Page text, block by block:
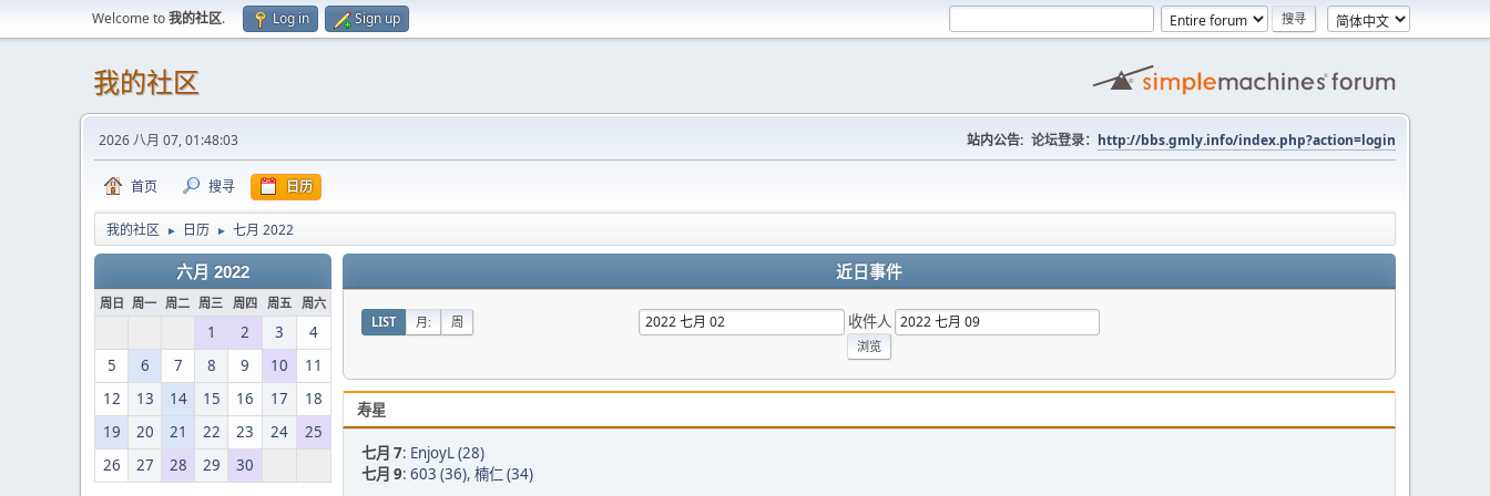
Welcome to我的社区. Log in Sign up
我的社区
2026 八月 07, 01:48:03 站内公告: 论坛登录： http://bbs.gmly.info/index.php?action=login
首页 搜寻 日历
我的社区 ► 日历 ► 七月 2022
六月 2022
周日 周一 周二 周三 周四 周五 周六
1 2 3
4
5
6 7 8 9 10
11
12
13 14 15 16 17
18
19
20 21 22 23 24
25
26
27 28 29 30
近日事件
LIST 月: 周 收件人
寿星
七月 7: EnjoyL (28)
七月 9: 603 (36), 楠仁 (34)